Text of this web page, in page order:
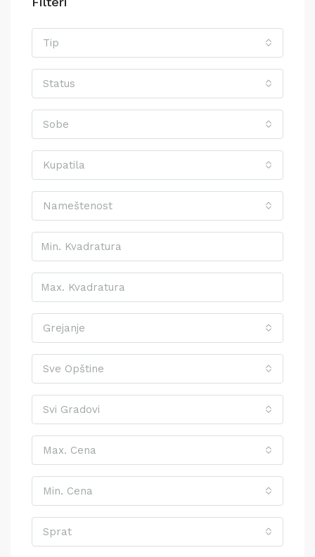
Tip
Status
Sobe
Kupatila
Nameštenost
Grejanje
Sve Opštine
Svi Gradovi
Max. Cena
Min. Cena
Sprat